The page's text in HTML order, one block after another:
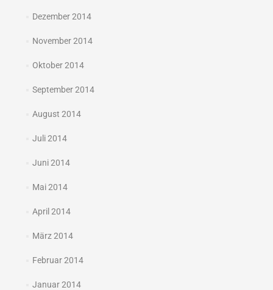
Dezember 2014
November 2014
Oktober 2014
September 2014
August 2014
Juli 2014
Juni 2014
Mai 2014
April 2014
März 2014
Februar 2014
Januar 2014